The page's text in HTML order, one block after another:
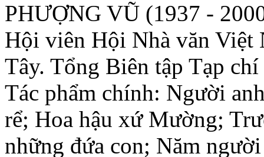
PHƯỢNG VŨ (1937 -
Hội viên Hội Nhà văn
Tây. Tổng Biên tập Tạp
Tác phẩm chính: Người
rể; Hoa hậu xứ Mường;
những đứa con; Năm